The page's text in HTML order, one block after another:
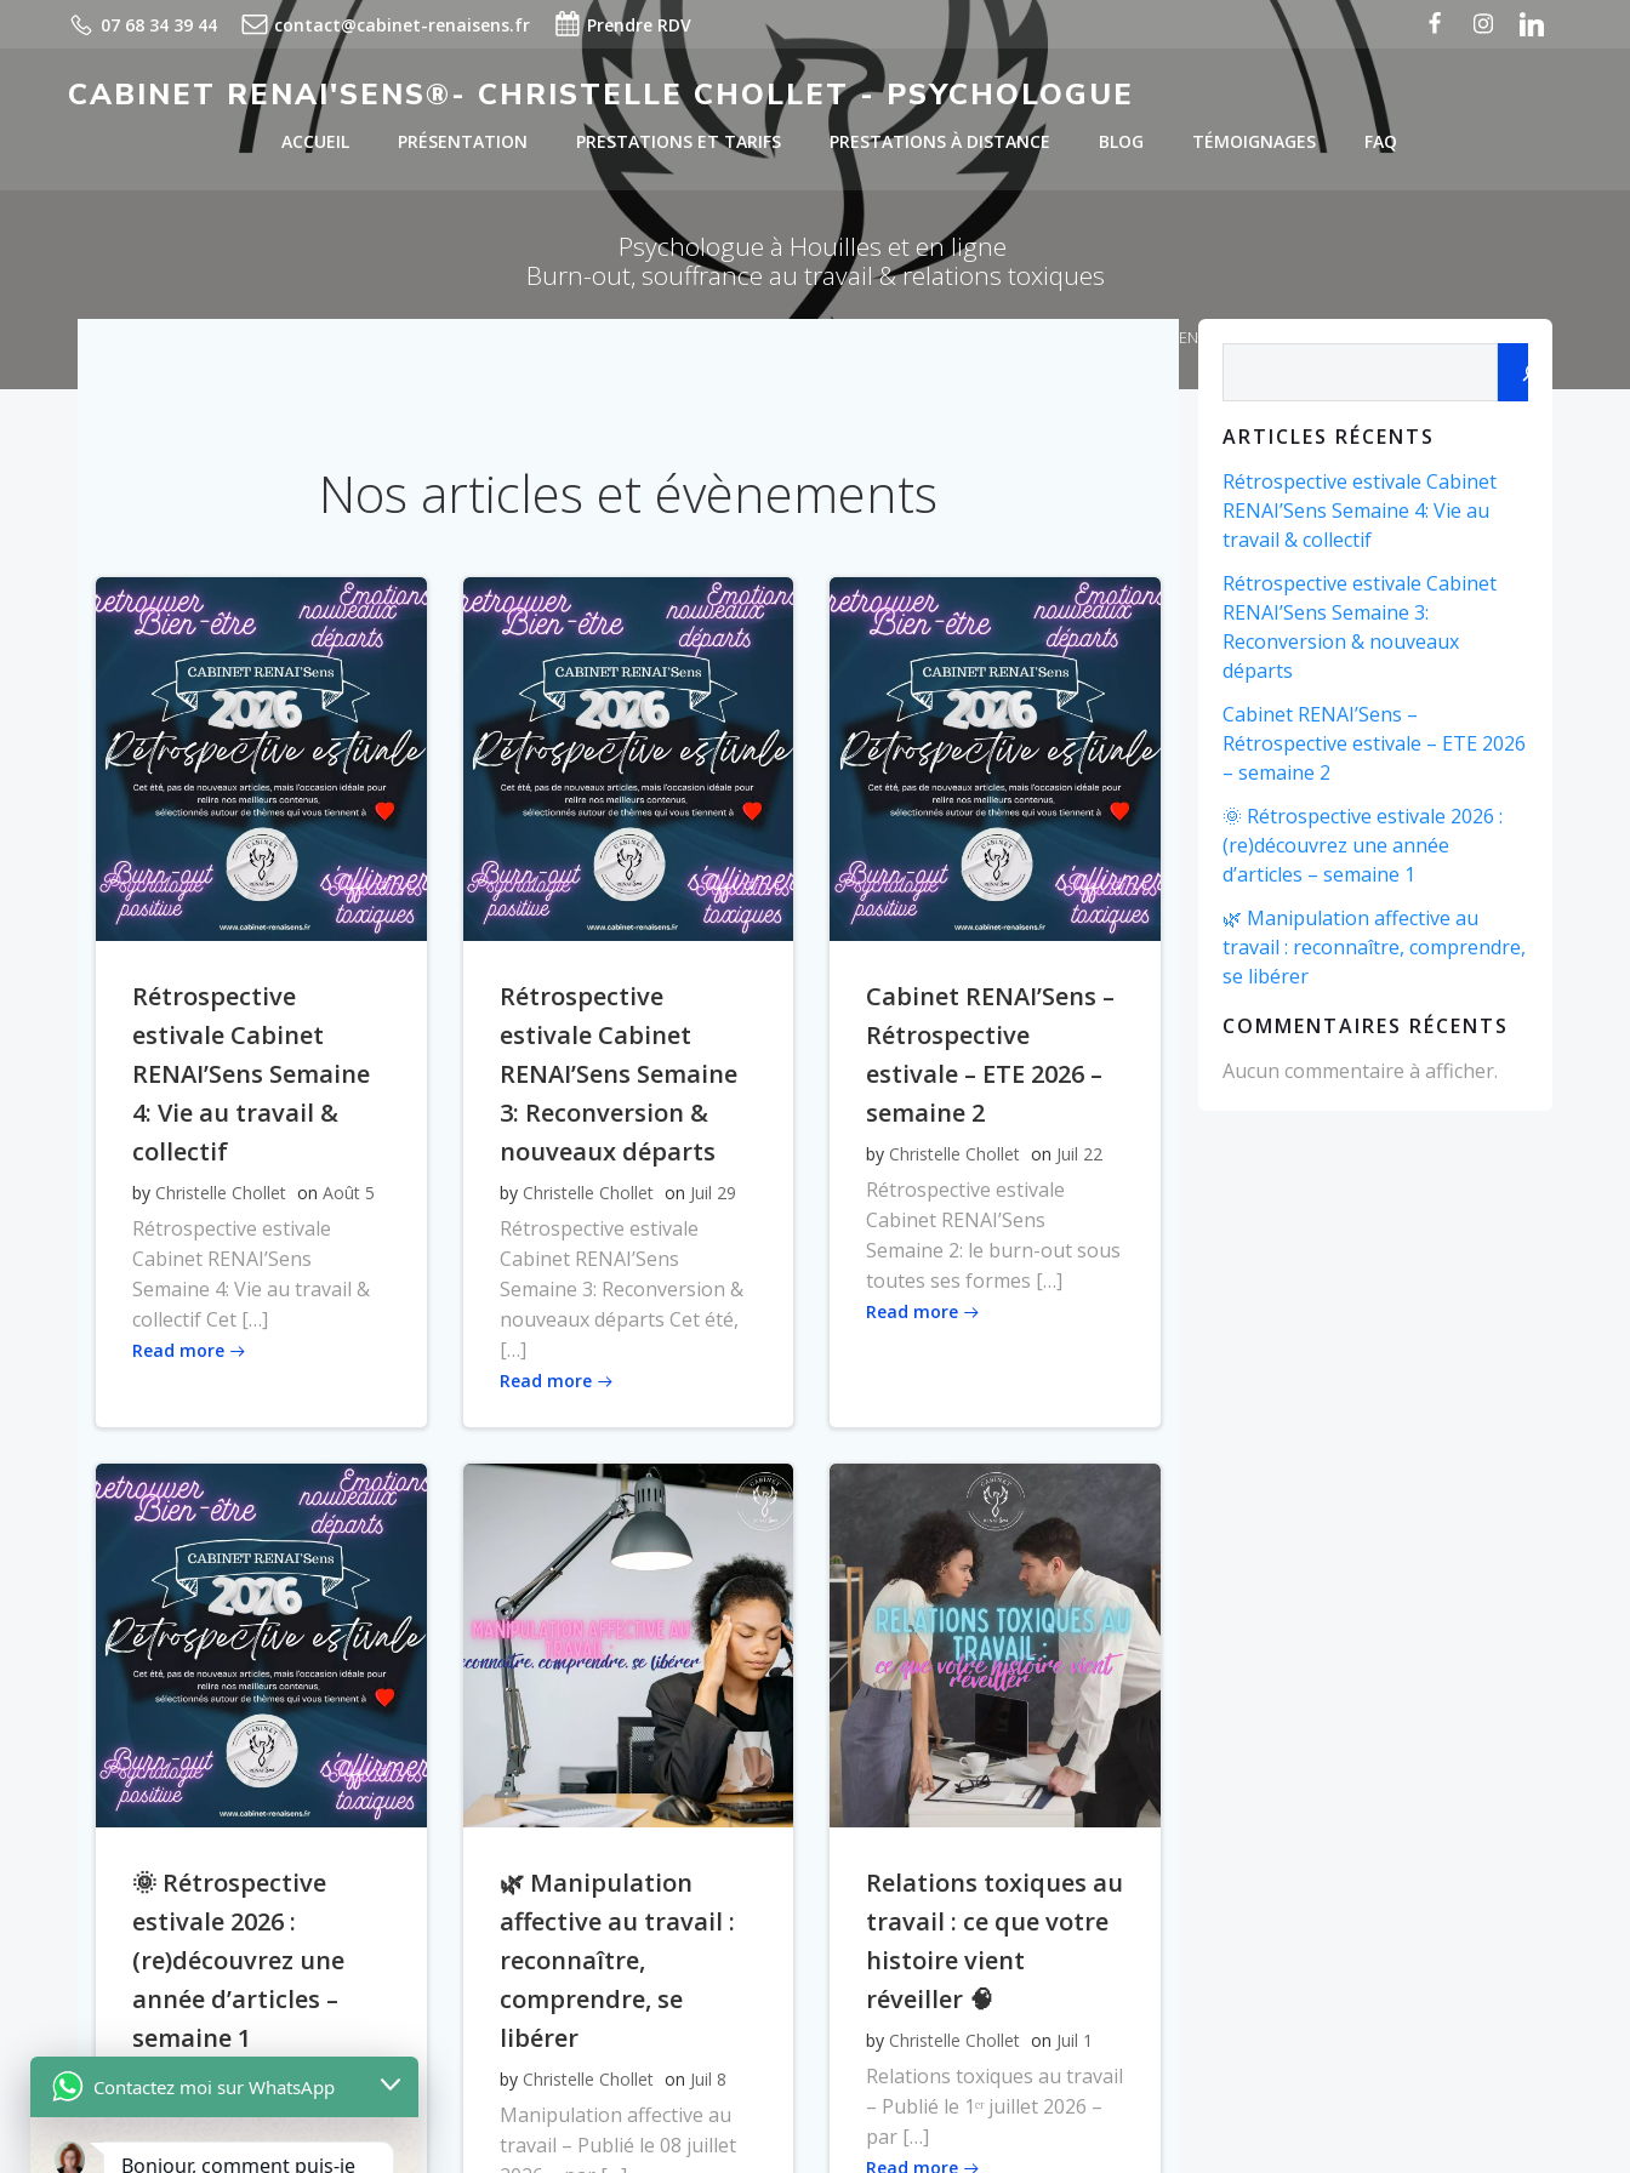
07 68 34 39 44 contact@cabinet-renaisens.fr Prendre RDV
CABINET RENAI'SENS®- CHRISTELLE CHOLLET - PSYCHOLOGUE
ACCUEIL PRÉSENTATION PRESTATIONS ET TARIFS PRESTATIONS À DISTANCE BLOG TÉMOIGNAGES FAQ
Psychologue à Houilles et en ligne
Burn-out, souffrance au travail & relations toxiques
Consultations visio ou téléphone, partout en France / Présentiel dans le 78 & 27 – Christelle CHOLLET - Cabinet RENAI'Sens
Nos articles et évènements
Rétrospective
estivale Cabinet
RENAI’Sens Semaine
4: Vie au travail &
collectif
by Christelle Chollet on Août 5
Rétrospective estivale
Cabinet RENAI’Sens
Semaine 4: Vie au travail &
collectif Cet […]
Read more
Rétrospective
estivale Cabinet
RENAI’Sens Semaine
3: Reconversion &
nouveaux départs
by Christelle Chollet on Juil 29
Rétrospective estivale
Cabinet RENAI’Sens
Semaine 3: Reconversion &
nouveaux départs Cet été,
[…]
Read more
Cabinet RENAI’Sens –
Rétrospective
estivale – ETE 2026 –
semaine 2
by Christelle Chollet on Juil 22
Rétrospective estivale
Cabinet RENAI’Sens
Semaine 2: le burn-out sous
toutes ses formes […]
Read more
🌞 Rétrospective
estivale 2026 :
(re)découvrez une
année d’articles –
semaine 1
by Christelle Chollet on Juil 15
Cabinet RENAI’Sens –
Rétrospective estivale – ETE
🌿 Manipulation
affective au travail :
reconnaître,
comprendre, se
libérer
by Christelle Chollet on Juil 8
Manipulation affective au
travail – Publié le 08 juillet
Relations toxiques au
travail : ce que votre
histoire vient
réveiller 🧠
by Christelle Chollet on Juil 1
Relations toxiques au travail
– Publié le 1ᵉʳ juillet 2026 –
par […]
Read more
ARTICLES RÉCENTS
Rétrospective estivale Cabinet
RENAI’Sens Semaine 4: Vie au
travail & collectif
Rétrospective estivale Cabinet
RENAI’Sens Semaine 3:
Reconversion & nouveaux
départs
Cabinet RENAI’Sens –
Rétrospective estivale – ETE 2026
– semaine 2
🌞 Rétrospective estivale 2026 :
(re)découvrez une année
d’articles – semaine 1
🌿 Manipulation affective au
travail : reconnaître, comprendre,
se libérer
COMMENTAIRES RÉCENTS
Aucun commentaire à afficher.
Contactez moi sur WhatsApp
Bonjour, comment puis-je